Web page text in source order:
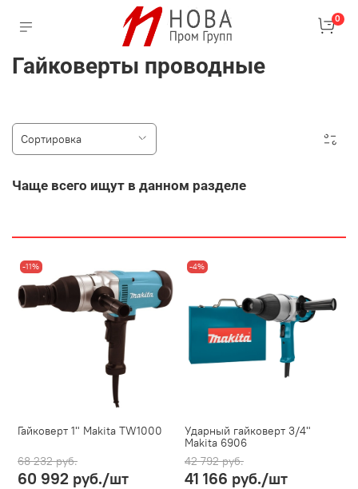
0
Гайковерты проводные
Чаще всего ищут в данном разделе
-11%
Гайковерт 1" Makita TW1000
68 232 руб.
60 992 руб./шт
-4%
Ударный гайковерт 3/4"
Makita 6906
42 792 руб.
41 166 руб./шт